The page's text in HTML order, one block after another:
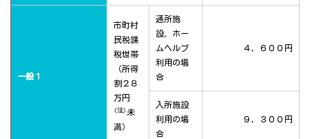
一般１
市町村
民税課
税世帯
（所得
割２８
万円
(注) 未
満）
通所施
設、ホー
ムヘルプ
利用の場
合
４，６００円
入所施設
利用の場
合
９，３００円